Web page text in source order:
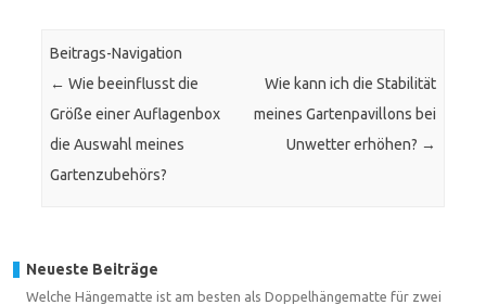
Beitrags-Navigation
← Wie beeinflusst die
Größe einer Auflagenbox
die Auswahl meines
Gartenzubehörs?
Wie kann ich die Stabilität
meines Gartenpavillons bei
Unwetter erhöhen? →
Neueste Beiträge
Welche Hängematte ist am besten als Doppelhängematte für zwei